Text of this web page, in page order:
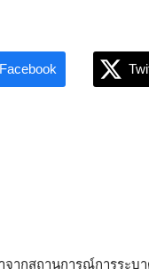
Facebook
จากสถานการณ์การระบ